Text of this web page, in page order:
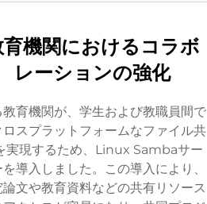
育機関におけるコラボ
レーションの強化
教育機関が、学生および教職員間で
ロスプラットフォームなファイル共
実現するため、Linux Sambaサー
導入しました。この導入により、
論文や教育資料などの共有リソース